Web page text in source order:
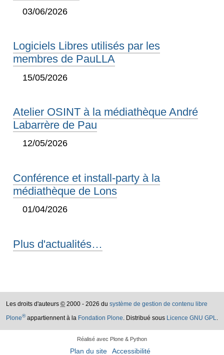
03/06/2026
Logiciels Libres utilisés par les
membres de PauLLA
15/05/2026
Atelier OSINT à la médiathèque André
Labarrère de Pau
12/05/2026
Conférence et install-party à la
médiathèque de Lons
01/04/2026
Plus d'actualités…
Les droits d'auteurs © 2000 - 2026 du système de gestion de contenu libre
Plone®appartiennent à la Fondation Plone. Distribué sous Licence GNU GPL.
Réalisé avec Plone & Python
Plan du site Accessibilité